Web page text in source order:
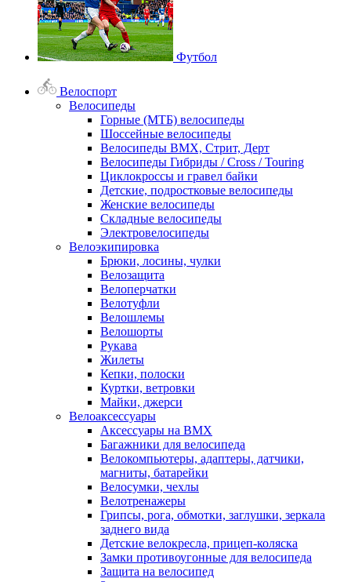
Футбол
Велоспорт
Велосипеды
Горные (МТБ) велосипеды
Шоссейные велосипеды
Велосипеды BMX, Стрит, Дерт
Велосипеды Гибриды / Cross / Touring
Циклокроссы и гравел байки
Детские, подростковые велосипеды
Женские велосипеды
Складные велосипеды
Электровелосипеды
Велоэкипировка
Брюки, лосины, чулки
Велозащита
Велоперчатки
Велотуфли
Велошлемы
Велошорты
Рукава
Жилеты
Кепки, полоски
Куртки, ветровки
Майки, джерси
Велоаксессуары
Аксессуары на BMX
Багажники для велосипеда
Велокомпьютеры, адаптеры, датчики,
магниты, батарейки
Велосумки, чехлы
Велотренажеры
Грипсы, рога, обмотки, заглушки, зеркала
заднего вида
Детские велокресла, прицеп-коляска
Замки противоугонные для велосипеда
Защита на велосипед